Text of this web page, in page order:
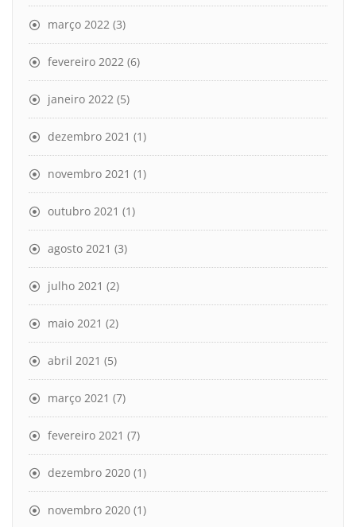
março 2022 (3)
fevereiro 2022 (6)
janeiro 2022 (5)
dezembro 2021 (1)
novembro 2021 (1)
outubro 2021 (1)
agosto 2021 (3)
julho 2021 (2)
maio 2021 (2)
abril 2021 (5)
março 2021 (7)
fevereiro 2021 (7)
dezembro 2020 (1)
novembro 2020 (1)